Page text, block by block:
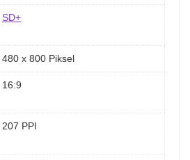
SD+
480 x 800 Piksel
16:9
207 PPI